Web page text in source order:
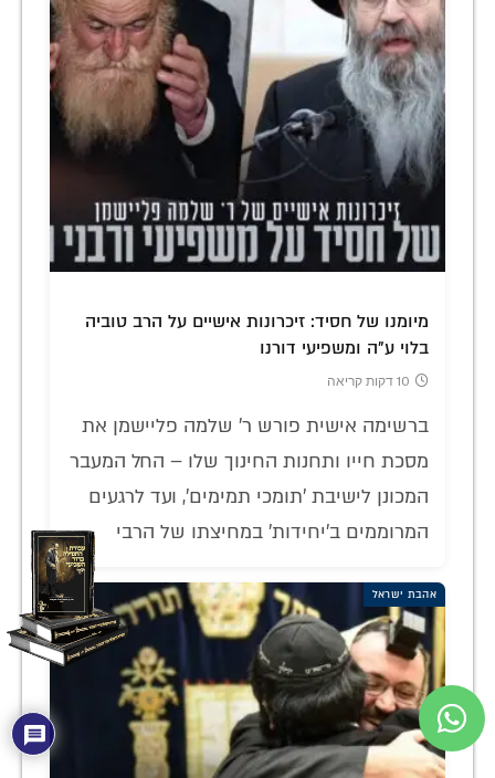
מיומנו של חסיד: זיכרונות אישיים על הרב טוביה
בלוי ע"ה ומשפיעי דורנו
10 דקות קריאה
ברשימה אישית פורש ר' שלמה פליישמן את
מסכת חייו ותחנות החינוך שלו – החל המעבר
המכונן לישיבת 'תומכי תמימים', ועד לרגעים
המרוממים ב'יחידות' במחיצתו של הרבי
אהבת ישראל